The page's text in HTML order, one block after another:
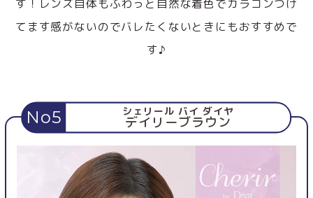
す！レンズ自体もふわっと自然な着色でカラコンつけ
てます感がないのでバレたくないときにもおすすめで
す♪
No5 シェリール バイ ダイヤ
デイリーブラウン